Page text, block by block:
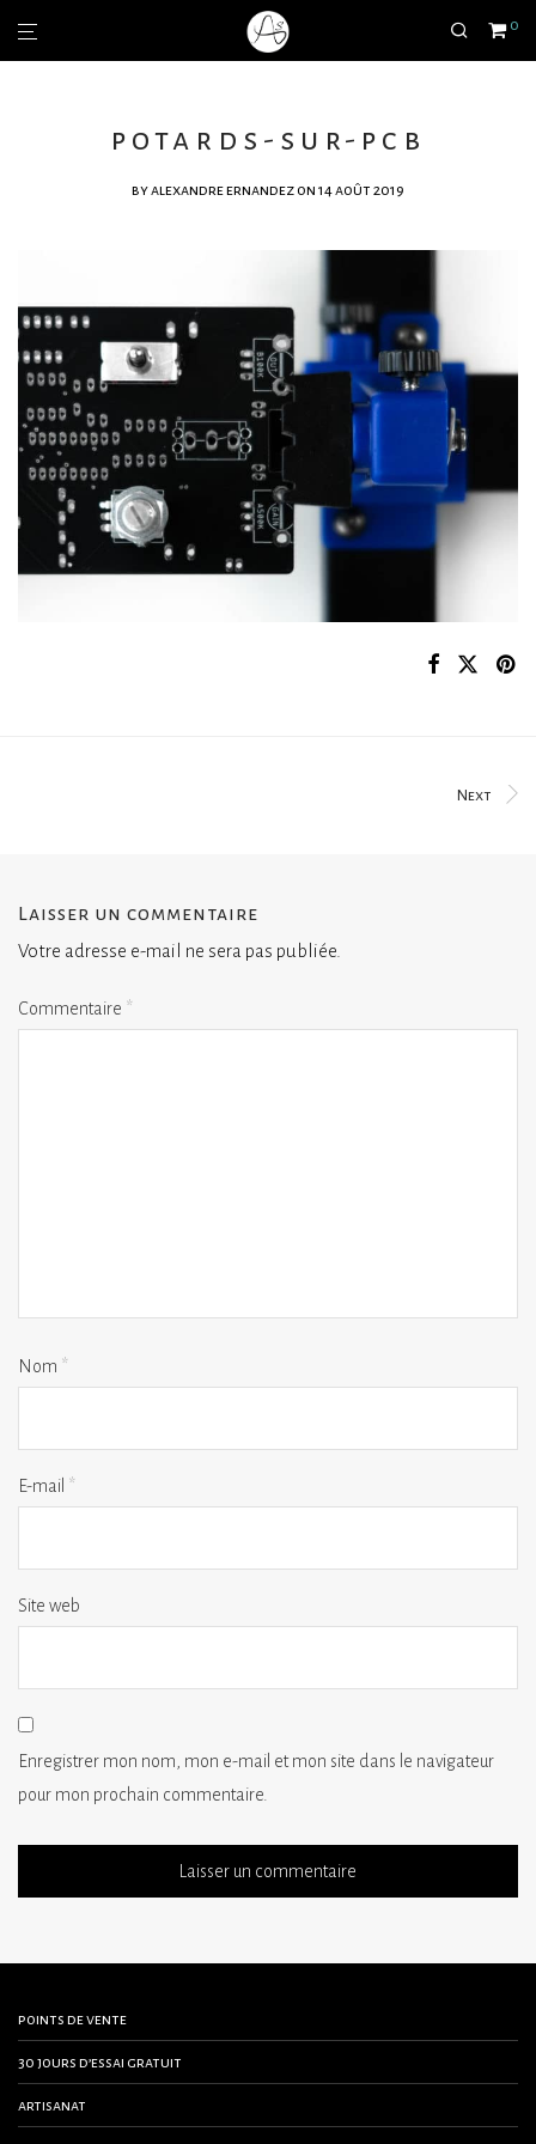
0
potards-sur-pcb
byalexandre ernandez on 14 août 2019
Next
Laisser un commentaire
Votre adresse e-mail ne sera pas publiée.
Commentaire *
Nom *
E-mail *
Site web
Enregistrer mon nom, mon e-mail et mon site dans le navigateur
pour mon prochain commentaire.
points de vente
30 jours d’essai gratuit
artisanat